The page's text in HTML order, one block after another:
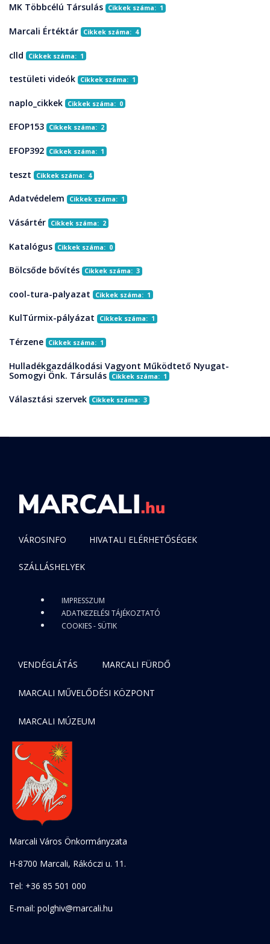
MK Többcélú Társulás Cikkek száma: 1
Marcali Értéktár Cikkek száma: 4
clld Cikkek száma: 1
testületi videók Cikkek száma: 1
naplo_cikkek Cikkek száma: 0
EFOP153 Cikkek száma: 2
EFOP392 Cikkek száma: 1
teszt Cikkek száma: 4
Adatvédelem Cikkek száma: 1
Vásártér Cikkek száma: 2
Katalógus Cikkek száma: 0
Bölcsőde bővítés Cikkek száma: 3
cool-tura-palyazat Cikkek száma: 1
KulTúrmix-pályázat Cikkek száma: 1
Térzene Cikkek száma: 1
Hulladékgazdálkodási Vagyont Működtető Nyugat-
Somogyi Önk. Társulás
Cikkek száma: 1
Választási szervek Cikkek száma: 3
VÁROSINFO HIVATALI ELÉRHETŐSÉGEK
SZÁLLÁSHELYEK
IMPRESSZUM
ADATKEZELÉSI TÁJÉKOZTATÓ
COOKIES - SÜTIK
VENDÉGLÁTÁS MARCALI FÜRDŐ
MARCALI MŰVELŐDÉSI KÖZPONT
MARCALI MÚZEUM
Marcali Város Önkormányzata
H-8700 Marcali, Rákóczi u. 11.
Tel: +36 85 501 000
E-mail: polghiv@marcali.hu